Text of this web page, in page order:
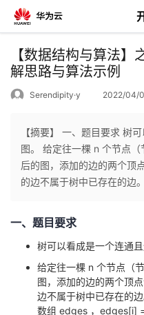
返
回
个
主
页
的
开
【数据结构与算法】
解思路与算法示例
Serendipity·y 2022/04/
【摘要】 一、题目要求 树
图。 给定往一棵 n 个节点
后的图，添加的边的两个顶
的边不属于树中已存在的边
一、题目要求
树可以看成是一个连通且
给定往一棵 n 个节点（
图，添加的边的两个顶
边不属于树中已存在的
数组 edges ，edges[i]